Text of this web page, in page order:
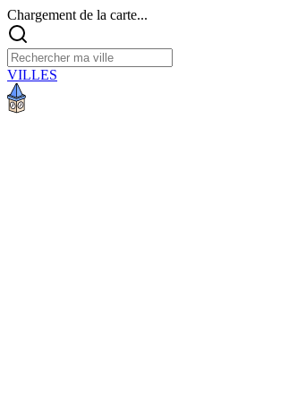
Chargement de la carte...
VILLES